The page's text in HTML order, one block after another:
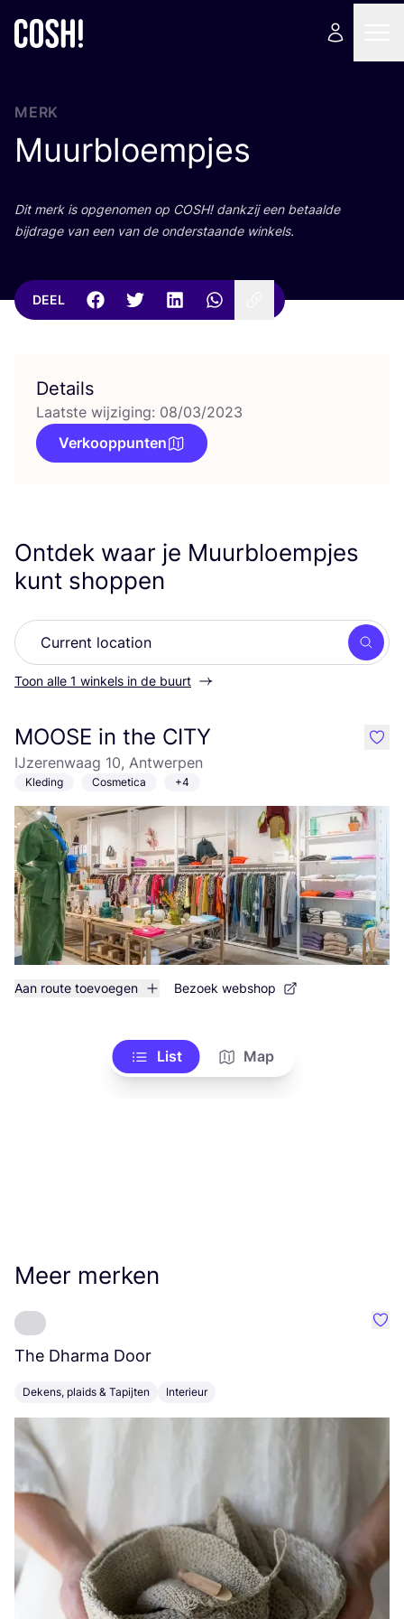
MERK
Muurbloempjes
Dit merk is opge­no­men op COSH! dank­zij een betaal­de
bij­dra­ge van een van de onder­staan­de winkels.
DEEL
Details
Laatste wijziging: 08/03/2023
Verkooppunten
Ontdek waar je Muurbloempjes
kunt shoppen
Zoek
Toon alle 1 winkels in de buurt
MOOSE in the CITY
IJzerenwaag 10, Antwerpen
Kleding Cosmetica +4
Aan route toevoegen Bezoek webshop
like
List Map
Meer merken
The Dharma Door
Dekens, plaids & Tapijten Interieur